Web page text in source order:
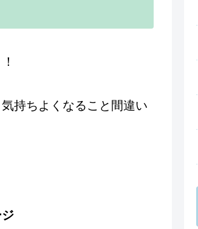
持ちよくなること間違い